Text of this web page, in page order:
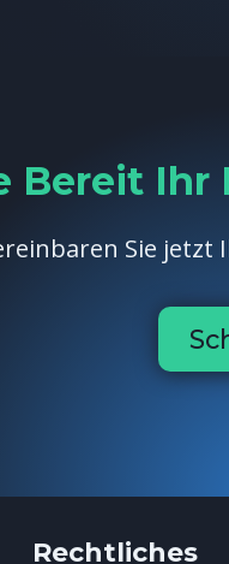
Bereit Ihr
Sie jetzt
Rechtliches